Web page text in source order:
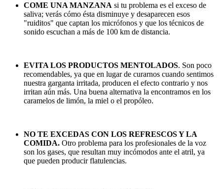
COME UNA MANZANA si tu problema es el exceso de
saliva; verás cómo ésta disminuye y desaparecen esos
"ruiditos" que captan los micrófonos y que los técnicos de
sonido escuchan a más de 100 km de distancia.
EVITA LOS PRODUCTOS MENTOLADOS. Son poco
recomendables, ya que en lugar de curarnos cuando sentimos
nuestra garganta irritada, producen el efecto contrario y nos
irritan aún más. Una buena alternativa la encontramos en los
caramelos de limón, la miel o el propóleo.
NO TE EXCEDAS CON LOS REFRESCOS Y LA
COMIDA. Otro problema para los profesionales de la voz
son los gases, que resultan muy incómodos ante el atril, ya
que pueden producir flatulencias.